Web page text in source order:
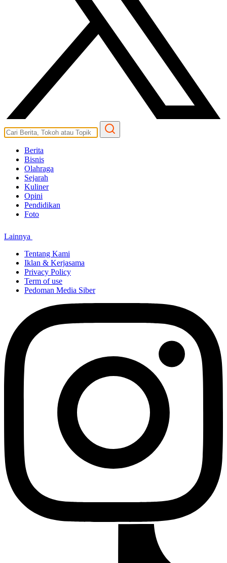
Berita
Bisnis
Olahraga
Sejarah
Kuliner
Opini
Pendidikan
Foto
Lainnya
Tentang Kami
Iklan & Kerjasama
Privacy Policy
Term of use
Pedoman Media Siber